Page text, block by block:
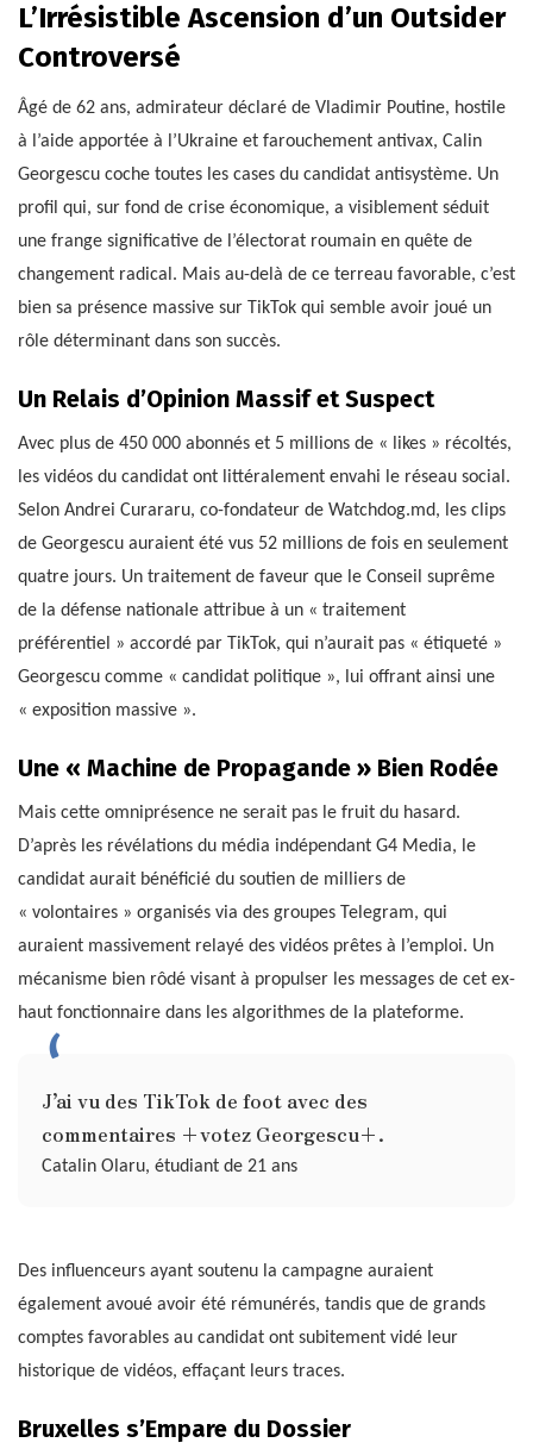
L’Irrésistible Ascension d’un Outsider
Controversé
Âgé de 62 ans, admirateur déclaré de Vladimir Poutine, hostile
à l’aide apportée à l’Ukraine et farouchement antivax, Calin
Georgescu coche toutes les cases du candidat antisystème. Un
profil qui, sur fond de crise économique, a visiblement séduit
une frange significative de l’électorat roumain en quête de
changement radical. Mais au-delà de ce terreau favorable, c’est
bien sa présence massive sur TikTok qui semble avoir joué un
rôle déterminant dans son succès.
Un Relais d’Opinion Massif et Suspect
Avec plus de 450 000 abonnés et 5 millions de « likes » récoltés,
les vidéos du candidat ont littéralement envahi le réseau social.
Selon Andrei Curararu, co-fondateur de Watchdog.md, les clips
de Georgescu auraient été vus 52 millions de fois en seulement
quatre jours. Un traitement de faveur que le Conseil suprême
de la défense nationale attribue à un « traitement
préférentiel » accordé par TikTok, qui n’aurait pas « étiqueté »
Georgescu comme « candidat politique », lui offrant ainsi une
« exposition massive ».
Une « Machine de Propagande » Bien Rodée
Mais cette omniprésence ne serait pas le fruit du hasard.
D’après les révélations du média indépendant G4 Media, le
candidat aurait bénéficié du soutien de milliers de
« volontaires » organisés via des groupes Telegram, qui
auraient massivement relayé des vidéos prêtes à l’emploi. Un
mécanisme bien rôdé visant à propulser les messages de cet ex-
haut fonctionnaire dans les algorithmes de la plateforme.
J’ai vu des TikTok de foot avec des
commentaires +votez Georgescu+.
Catalin Olaru, étudiant de 21 ans
Des influenceurs ayant soutenu la campagne auraient
également avoué avoir été rémunérés, tandis que de grands
comptes favorables au candidat ont subitement vidé leur
historique de vidéos, effaçant leurs traces.
Bruxelles s’Empare du Dossier